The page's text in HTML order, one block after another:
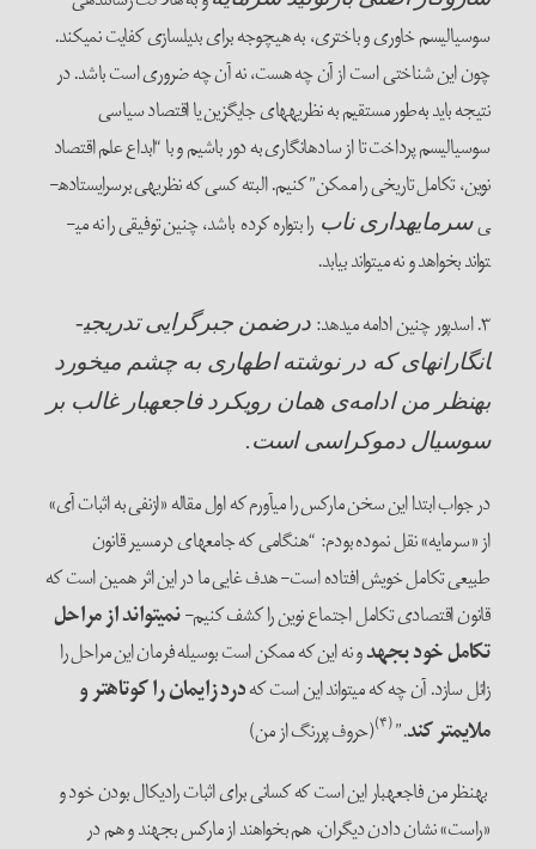
سوسیالیسم خاوری و باختری، به هیچ­وجه برای بدیل­سازی کفایت نمی­کند.
چون این شناختی است از آن چه هست، نه آن چه ضروری است باشد. در
نتیجه باید به‌طور مستقیم به نظریه­های جایگزین یا اقتصاد سیاسی
سوسیالیسم پرداخت تا از سا­ده­انگاری به دور باشیم و با “ابداع علم اقتصاد
نوین، تکامل تاریخی را ممکن” کنیم. البته کسی که نظریه­ی برسرایستاده­
یسرمایه­داری ناب را بت­واره کردهباشد، چنین توفیقی را نه می­
تواند ­بخواهد و نه می­تواند بیابد.
۳. اسدپور چنین ادامه می­دهد:
درضمن جبرگرایی تدریجی­
انگارانه­ای که در نوشته اطهاری به چشم می­خورد
به­نظر من ادامه‌ی همان رویکرد فاجعه­بار غالب بر
سوسیال دموکراسی است.
در جواب ابتدا این سخن مارکس را می­آورم که اول مقاله «ازنفی به اثبات آی»
از «سرمایه» نقل نموده بودم: “هنگامی که جامعه­ای درمسیر قانون
طبیعی تکامل خویش افتاده است- هدف غایی ما در این اثر همین است که
قانون اقتصادی تکامل اجتماع نوین را کشف کنیم-نمی­تواند از مراحل
تکامل خود بجهدو نه این که ممکن است بوسیله فرمان این مراحل را
زائل سازد. آن چه که می­تواند این است کهدرد زایمان را کوتاه­تر و
ملایم­تر کند.”(۴) (حروف پررنگ از من)
به­نظر من فاجعه­بار این است که کسانی برای اثبات رادیکال بودن خود و
«راست» نشان دادن دیگران، هم بخواهند از مارکس بجهند و هم در